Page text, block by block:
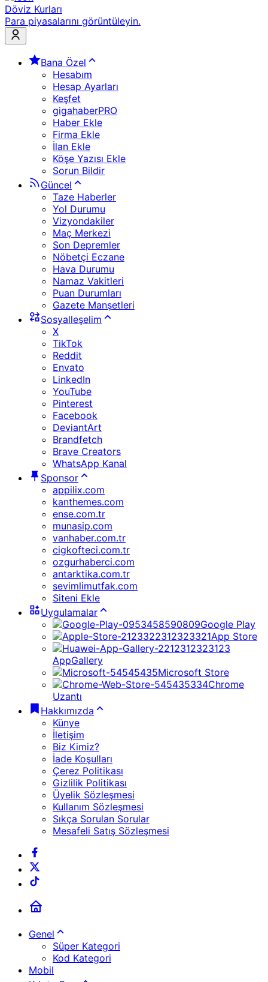
Döviz Kurları
Para piyasalarını görüntüleyin.
Bana Özel
Hesabım
Hesap Ayarları
Keşfet
gigahaberPRO
Haber Ekle
Firma Ekle
İlan Ekle
Köşe Yazısı Ekle
Sorun Bildir
Güncel
Taze Haberler
Yol Durumu
Vizyondakiler
Maç Merkezi
Son Depremler
Nöbetçi Eczane
Hava Durumu
Namaz Vakitleri
Puan Durumları
Gazete Manşetleri
Sosyalleşelim
X
TikTok
Reddit
Envato
LinkedIn
YouTube
Pinterest
Facebook
DeviantArt
Brandfetch
Brave Creators
WhatsApp Kanal
Sponsor
appilix.com
kanthemes.com
ense.com.tr
munasip.com
vanhaber.com.tr
cigkofteci.com.tr
ozgurhaberci.com
antarktika.com.tr
sevimlimutfak.com
Siteni Ekle
Uygulamalar
Google Play
App Store
AppGallery
Microsoft Store
Chrome
Uzantı
Hakkımızda
Künye
İletişim
Biz Kimiz?
İade Koşulları
Çerez Politikası
Gizlilik Politikası
Üyelik Sözleşmesi
Kullanım Sözleşmesi
Sıkça Sorulan Sorular
Mesafeli Satış Sözleşmesi
Genel
Süper Kategori
Kod Kategori
Mobil